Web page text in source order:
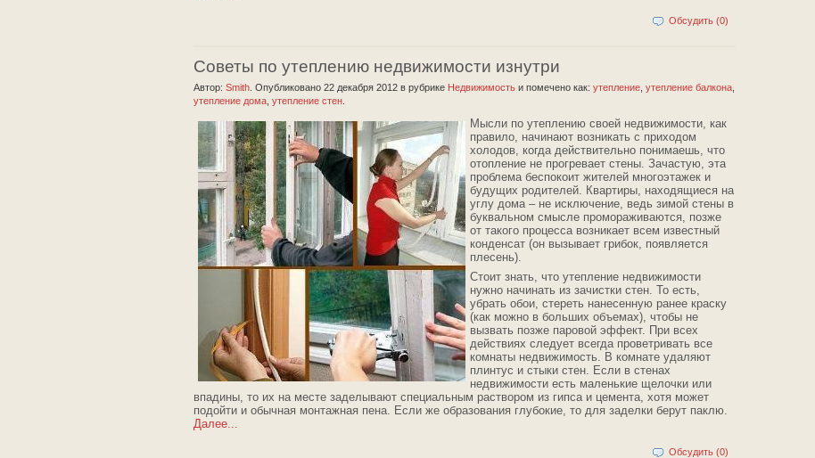
Обсудить (0)
Советы по утеплению недвижимости изнутри
Автор: Smith Опубликовано 22 декабря 2012 в рубрике Недвижимость и помечено как: утепление утепление балкона
утепление дома утепление стен
Мысли по утеплению своей недвижимости, как
правило, начинают возникать с приходом
холодов, когда действительно понимаешь, что
отопление не прогревает стены. Зачастую, эта
проблема беспокоит жителей многоэтажек и
будущих родителей. Квартиры, находящиеся на
углу дома – не исключение, ведь зимой стены в
буквальном смысле промораживаются, позже
от такого процесса возникает всем известный
конденсат (он вызывает грибок, появляется
плесень).
Стоит знать, что утепление недвижимости
нужно начинать из зачистки стен. То есть,
убрать обои, стереть нанесенную ранее краску
(как можно в больших объемах), чтобы не
вызвать позже паровой эффект. При всех
действиях следует всегда проветривать все
комнаты недвижимость. В комнате удаляют
плинтус и стыки стен. Если в стенах
недвижимости есть маленькие щелочки или
впадины, то их на месте заделывают специальным раствором из гипса и цемента, хотя может
подойти и обычная монтажная пена. Если же образования глубокие, то для заделки берут паклю.
Далее...
Обсудить (0)